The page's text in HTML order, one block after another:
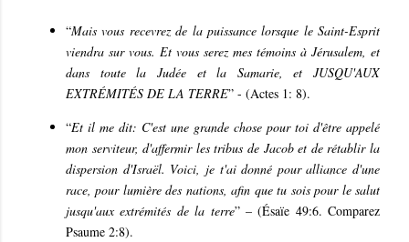
“Mais vous recevrez de la puissance lorsque le Saint-Esprit
viendra sur vous. Et vous serez mes témoins à Jérusalem, et
dans toute la Judée et la Samarie, et JUSQU'AUX
EXTRÉMITÉS DE LA TERRE” - (Actes 1: 8).
“Et il me dit: C'est une grande chose pour toi d'être appelé
mon serviteur, d'affermir les tribus de Jacob et de rétablir la
dispersion d'Israël. Voici, je t'ai donné pour alliance d'une
race, pour lumière des nations, afin que tu sois pour le salut
jusqu'aux extrémités de la terre” – (Ésaïe 49:6. Comparez
Psaume 2:8).